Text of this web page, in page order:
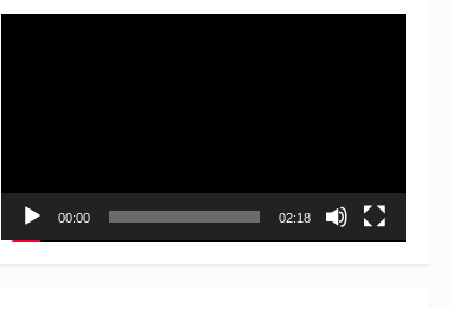
00:00 02:18